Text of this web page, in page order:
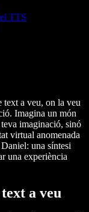
TTS
text a veu, on la veu
Imagina un món
imaginació, sinó
virtual anomenada
una síntesi
una experiència
a veu